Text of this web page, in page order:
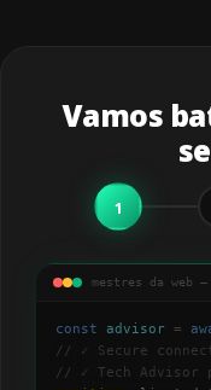
Vamos
1
mestres da web
const advisor =
// ✓ Secure
// ✓ Tech Advisor